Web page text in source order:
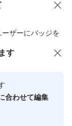
ザーにバッジを
ーです
への質問
す
合わせて編集